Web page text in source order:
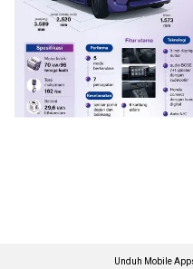
Unduh Mobile